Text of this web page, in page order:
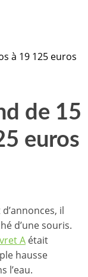
à 19 125 euros
de 15
euros
il
d’une souris.
A était
hausse
l’eau.